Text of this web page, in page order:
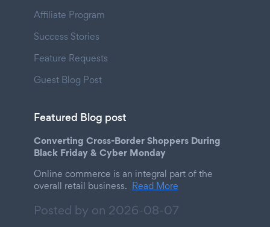
Affiliate Program
Success Stories
Feature Requests
Guest Blog Post
Featured Blog post
Converting Cross-Border Shoppers During
Black Friday & Cyber Monday
Online commerce is an integral part of the
overall retail business. Read More
Posted by on 2026-08-07